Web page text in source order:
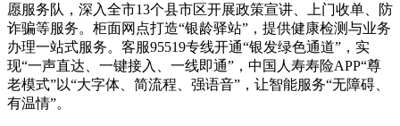
愿服务队，深入全市13个县市区开展政策宣讲、上门收单、防
诈骗等服务。柜面网点打造“银龄驿站”，提供健康检测与业务
办理一站式服务。客服95519专线开通“银发绿色通道”，实
现“一声直达、一键接入、一线即通”，中国人寿寿险APP“尊
老模式”以“大字体、简流程、强语音”，让智能服务“无障碍、
有温情”。